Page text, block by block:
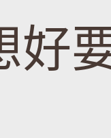
好